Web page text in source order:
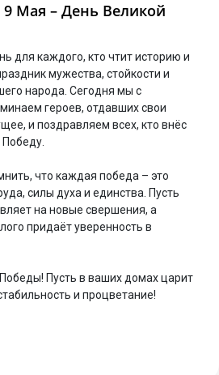
Мая – День Великой
для каждого, кто чтит историю и
мужества, стойкости и
народа. Сегодня мы с
героев, отдавших свои
и поздравляем всех, кто внёс
что каждая победа – это
силы духа и единства. Пусть
на новые свершения, а
придаёт уверенность в
Пусть в ваших домах царит
и процветание!